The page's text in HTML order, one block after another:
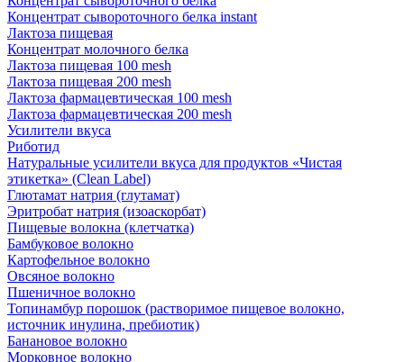
Концентрат сывороточного белка instant
Лактоза пищевая
Концентрат молочного белка
Лактоза пищевая 100 mesh
Лактоза пищевая 200 mesh
Лактоза фармацевтическая 100 mesh
Лактоза фармацевтическая 200 mesh
Усилители вкуса
Риботид
Натуральные усилители вкуса для продуктов «Чистая
этикетка» (Clean Label)
Глютамат натрия (глутамат)
Эритробат натрия (изоаскорбат)
Пищевые волокна (клетчатка)
Бамбуковое волокно
Картофельное волокно
Овсяное волокно
Пшеничное волокно
Топинамбур порошок (растворимое пищевое волокно,
источник инулина, пребиотик)
Банановое волокно
Морковное волокно